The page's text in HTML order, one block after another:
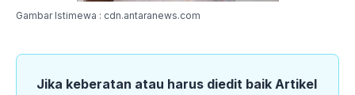
Gambar Istimewa : cdn.antaranews.com
Jika keberatan atau harus diedit baik Artikel